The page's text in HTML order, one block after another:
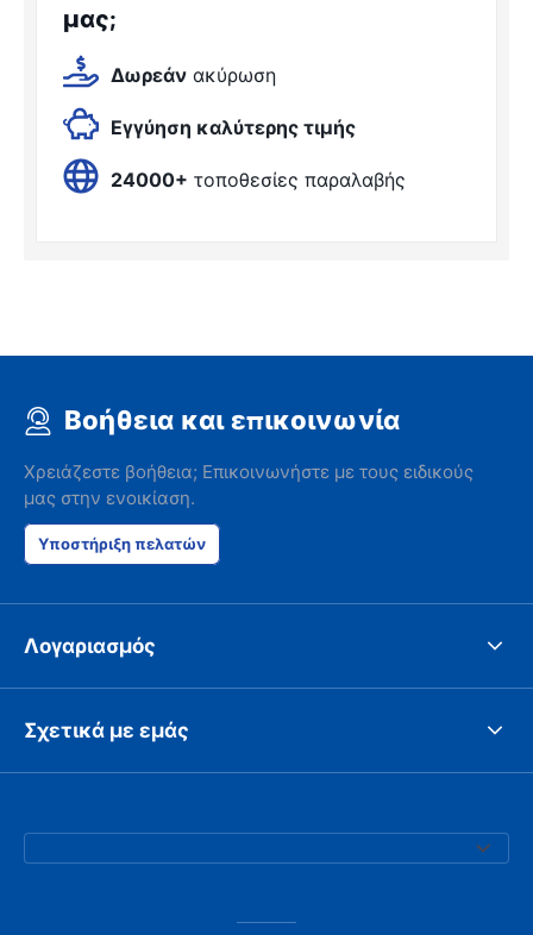
μας;
Δωρεάν ακύρωση
Εγγύηση καλύτερης τιμής
24000+ τοποθεσίες παραλαβής
Βοήθεια και επικοινωνία
Χρειάζεστε βοήθεια; Επικοινωνήστε με τους ειδικούς
μας στην ενοικίαση.
Υποστήριξη πελατών
Λογαριασμός
Σχετικά με εμάς